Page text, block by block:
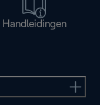
Handleidingen